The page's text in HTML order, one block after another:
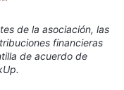
de la asociación, las
financieras
de acuerdo de